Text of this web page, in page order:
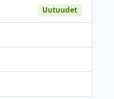
Uutuudet